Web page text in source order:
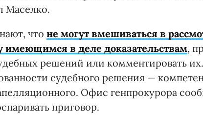
Маселко.
что не могут вмешиваться в
имеющимся в деле доказательствам,
решений или комментировать
судебного решения —
Офис генпрокурора
приговор.